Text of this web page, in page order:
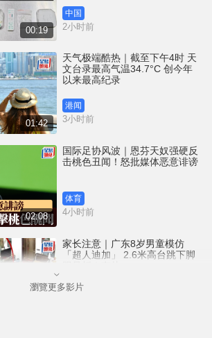
00:19
中国
2小时前
01:42
天气极端酷热｜截至下午4时 天
文台录最高气温34.7°C 创今年
以来最高纪录
港闻
3小时前
02:08
国际足协风波｜恩芬天奴强硬反
击桃色丑闻！怒批媒体恶意诽谤
体育
4小时前
家长注意｜广东8岁男童模仿
「超人迪加」 2.6米高台跳下脚
中国
瀏覽更多影片